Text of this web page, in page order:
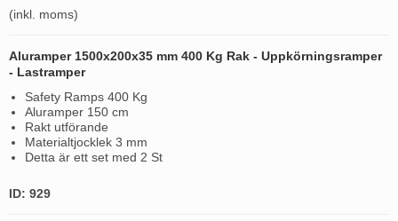
(inkl. moms)
Aluramper 1500x200x35 mm 400 Kg Rak - Uppkörningsramper
- Lastramper
Safety Ramps 400 Kg
Aluramper 150 cm
Rakt utförande
Materialtjocklek 3 mm
Detta är ett set med 2 St
ID: 929